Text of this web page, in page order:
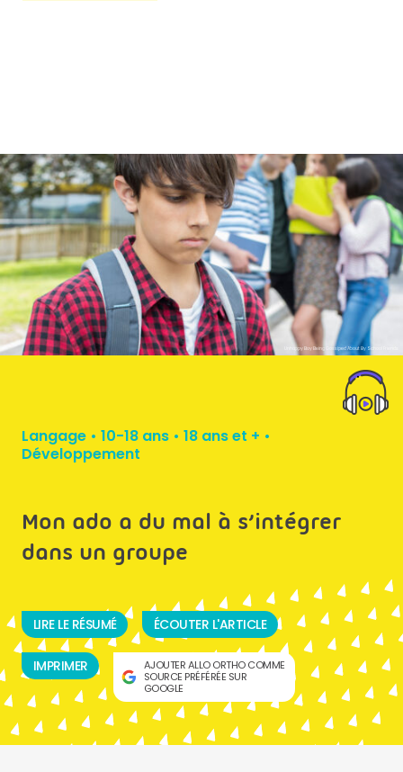
Unhappy Boy Being Gossiped About By School Friends
Langage • 10-18 ans • 18 ans et + •
Développement
Mon ado a du mal à s’intégrer
dans un groupe
LIRE LE RÉSUMÉ ÉCOUTER L'ARTICLE
IMPRIMER
AJOUTER ALLO ORTHO COMME
SOURCE PRÉFÉRÉE SUR
GOOGLE